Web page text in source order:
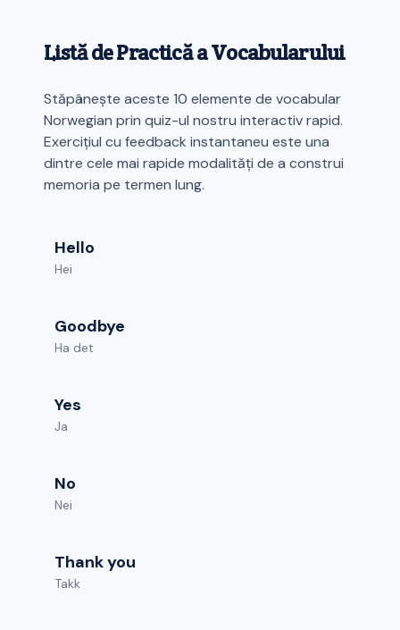
Listă de Practică a Vocabularului
Stăpânește aceste 10 elemente de vocabular
Norwegian prin quiz-ul nostru interactiv rapid.
Exercițiul cu feedback instantaneu este una
dintre cele mai rapide modalități de a construi
memoria pe termen lung.
Hello
Hei
Goodbye
Ha det
Yes
Ja
No
Nei
Thank you
Takk